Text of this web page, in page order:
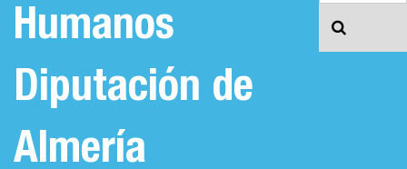
Humanos
Diputación de
Almería